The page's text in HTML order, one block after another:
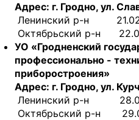
Адрес: г. Гродно, ул.
Ленинский р-н
Октябрьский р-н
УО «Гродненский
профессионально -
приборостроения»
Адрес: г. Гродно, ул.
Ленинский р-н
Октябрьский р-н